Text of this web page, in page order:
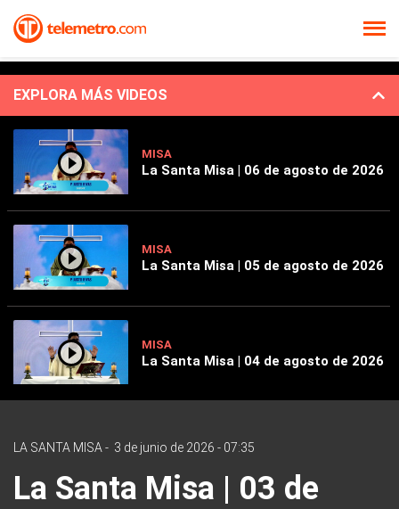
EXPLORA MÁS VIDEOS
MISA
La Santa Misa | 06 de agosto de 2026
MISA
La Santa Misa | 05 de agosto de 2026
MISA
La Santa Misa | 04 de agosto de 2026
LA SANTA MISA- 3 de junio de 2026 - 07:35
La Santa Misa | 03 de